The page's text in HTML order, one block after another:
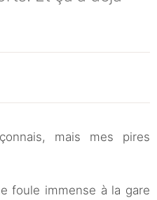
mais mes pires
foule immense à la gare